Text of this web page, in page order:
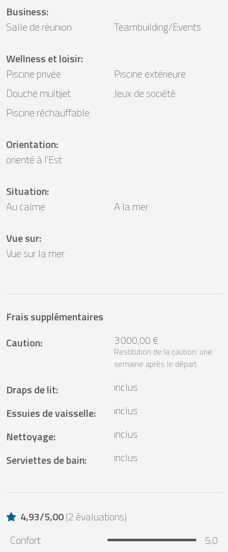
Business:
Salle de réunion
Teambuilding/Events
Wellness et loisir:
Piscine privée
Piscine extérieure
Douche multijet
Jeux de société
Piscine réchauffable
Orientation:
orienté à l'Est
Situation:
Au calme
A la mer
Vue sur:
Vue sur la mer
Frais supplémentaires
Caution: 3 000,00 €
Restitution de la caution: une
semaine après le départ
Draps de lit:
inclus
Essuies de vaisselle:
inclus
Nettoyage:
inclus
Serviettes de bain: inclus
4,93/5,00(2 évaluations)
Confort
5,0